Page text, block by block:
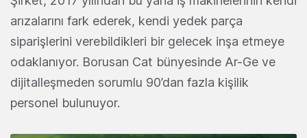
arızalarını fark ederek, kendi yedek parça
siparişlerini verebildikleri bir gelecek inşa etmeye
odaklanıyor. Borusan Cat bünyesinde Ar-Ge ve
dijitalleşmeden sorumlu 90’dan fazla kişilik
personel bulunuyor.